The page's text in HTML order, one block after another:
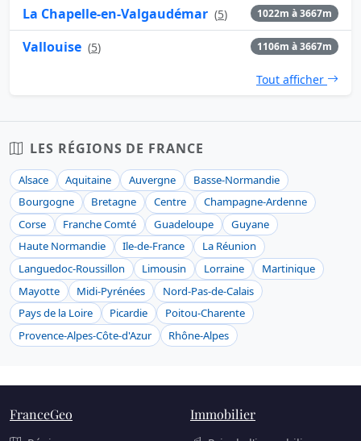
La Chapelle-en-Valgaudémar (5) 1022m à 3667m
Vallouise (5) 1106m à 3667m
Tout afficher
LES RÉGIONS DE FRANCE
Alsace Aquitaine Auvergne
Basse-Normandie
Bourgogne
Bretagne Centre
Champagne-Ardenne
Corse
Franche Comté Guadeloupe
Guyane
Haute Normandie
Ile-de-France
La Réunion
Languedoc-Roussillon
Limousin Lorraine
Martinique
Mayotte
Midi-Pyrénées
Nord-Pas-de-Calais
Pays de la Loire
Picardie
Poitou-Charente
Provence-Alpes-Côte-d'Azur
Rhône-Alpes
FranceGeo Immobilier